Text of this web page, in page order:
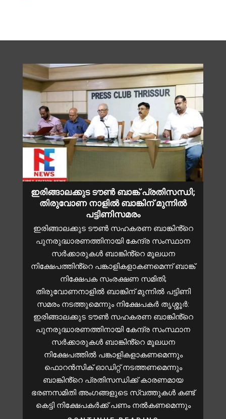
ഇരിങ്ങാലക്കുട ടൗൺ ബാങ്ക് പ്രതിസന്ധി;
തിരുവോണ നാളിൽ ബാങ്കിന് മുന്നിൽ
പട്ടിണിസമരം
ഇരിങ്ങാലക്കുട ടൗൺ സഹകരണ ബാങ്കിൻ്റെ
പുനരുദ്ധാരണത്തിനായി കേന്ദ്ര സംസ്ഥാന
സർക്കാരുകൾ ബാങ്കിൻ്റെ മൂലധന
നിക്ഷേപത്തിൻ്റെ പങ്കാളികളാകണമെന്ന് ബാങ്ക്
നിക്ഷേപക സംരക്ഷണ സമിതി;
തിരുവോണനാളിൽ ബാങ്കിന് മുന്നിൽ പട്ടിണി
സമരം നടത്തുമെന്നും നിക്ഷേപകർ തൃശ്ശൂർ:
ഇരിങ്ങാലക്കുട ടൗൺ സഹകരണ ബാങ്കിൻ്റെ
പുനരുദ്ധാരണത്തിനായി കേന്ദ്ര സംസ്ഥാന
സർക്കാരുകൾ ബാങ്കിൻ്റെ മൂലധന
നിക്ഷേപത്തിൽ പങ്കാളികളാകണമെന്നും
ഫൊറൻസിക് ഓഡിറ്റ് നടത്തണമെന്നും
ബാങ്കിൻ്റെ പ്രതിസന്ധിക്ക് കാരണമായ
ഭരണസമിതി അംഗങ്ങളുടെ സ്വത്തുകൾ കണ്ട്
കെട്ടി നിക്ഷേപകർക്ക് പണം നൽകണമെന്നും